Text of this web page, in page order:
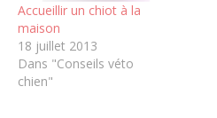
Accueillir un chiot à la
maison
18 juillet 2013
Dans "Conseils véto
chien"